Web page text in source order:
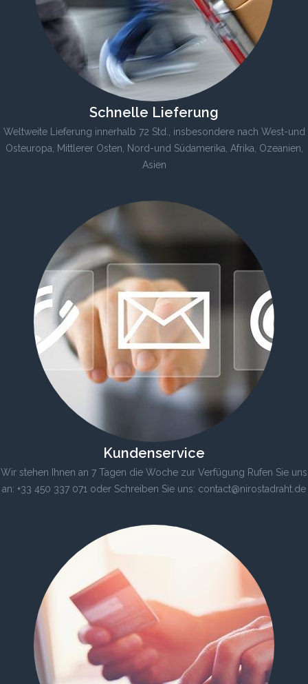
Schnelle Lieferung
Weltweite Lieferung innerhalb 72 Std., insbesondere nach West-und
Osteuropa, Mittlerer Osten, Nord-und Südamerika, Afrika, Ozeanien,
Asien
Kundenservice
Wir stehen Ihnen an 7 Tagen die Woche zur Verfügung Rufen Sie uns
an: +33 450 337 071 oder Schreiben Sie uns: contact@nirostadraht.de